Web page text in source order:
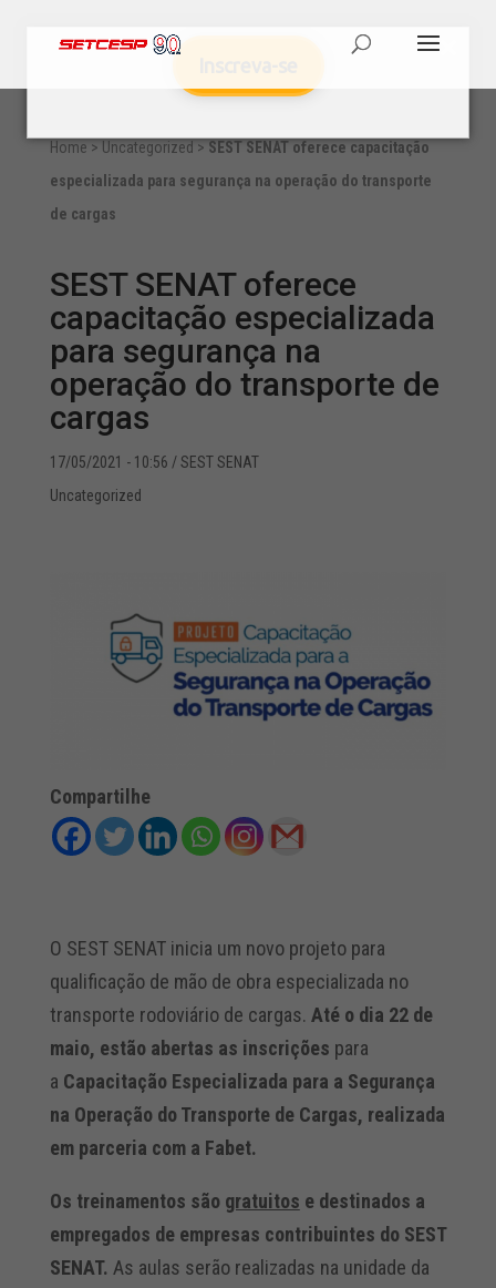
Home > Uncategorized > SEST SENAT oferece capacitação
especializada para segurança na operação do transporte
de cargas
SEST SENAT oferece
capacitação especializada
para segurança na
operação do transporte de
cargas
17/05/2021 - 10:56 / SEST SENAT
Uncategorized
Compartilhe
O SEST SENAT inicia um novo projeto para
qualificação de mão de obra especializada no
transporte rodoviário de cargas. Até o dia 22 de
maio, estão abertas as inscrições para
a Capacitação Especializada para a Segurança
na Operação do Transporte de Cargas, realizada
em parceria com a Fabet.
Os treinamentos são gratuitos e destinados a
empregados de empresas contribuintes do SEST
SENAT. As aulas serão realizadas na unidade da